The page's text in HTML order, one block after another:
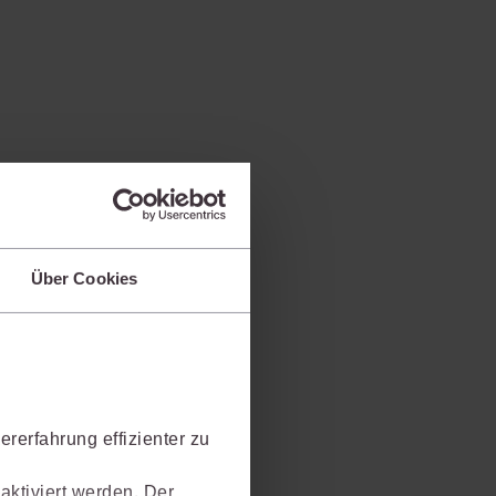
Über Cookies
effizienter zu
werden. Der